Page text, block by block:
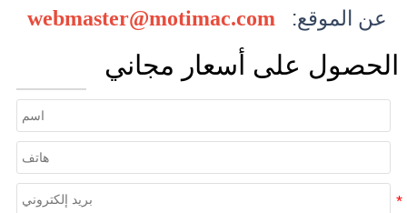
عن الموقع:
webmaster@motimac.com
الحصول على أسعار مجاني